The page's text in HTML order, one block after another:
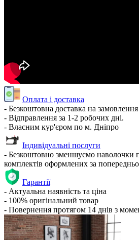
Оплата і доставка
- Безкоштовна доставка на
- Відправлення за 1-2 робочих дні.
- Власним кур'єром по м. Дніпро
Індивідуальні послуги
- Безкоштовно зменшуємо наволочки
комплектів оформлених за
Гарантії
- Актуальна наявність та ціна
- 100% оригінальний товар
- Повернення протягом 14 днів з